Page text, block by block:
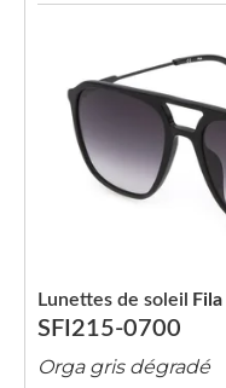
SFI215-0700
Lunettes de soleil Fila
Orga gris dégradé